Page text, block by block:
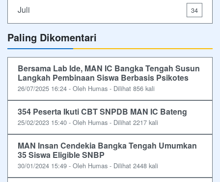
Juli 34
Paling Dikomentari
Bersama Lab Ide, MAN IC Bangka Tengah Susun
Langkah Pembinaan Siswa Berbasis Psikotes
26/07/2025 16:24 - Oleh Humas - Dilihat 856 kali
354 Peserta Ikuti CBT SNPDB MAN IC Bateng
25/02/2023 15:40 - Oleh Humas - Dilihat 2217 kali
MAN Insan Cendekia Bangka Tengah Umumkan
35 Siswa Eligible SNBP
30/01/2024 15:49 - Oleh Humas - Dilihat 2448 kali